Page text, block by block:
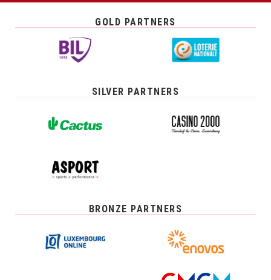
GOLD PARTNERS
SILVER PARTNERS
BRONZE PARTNERS